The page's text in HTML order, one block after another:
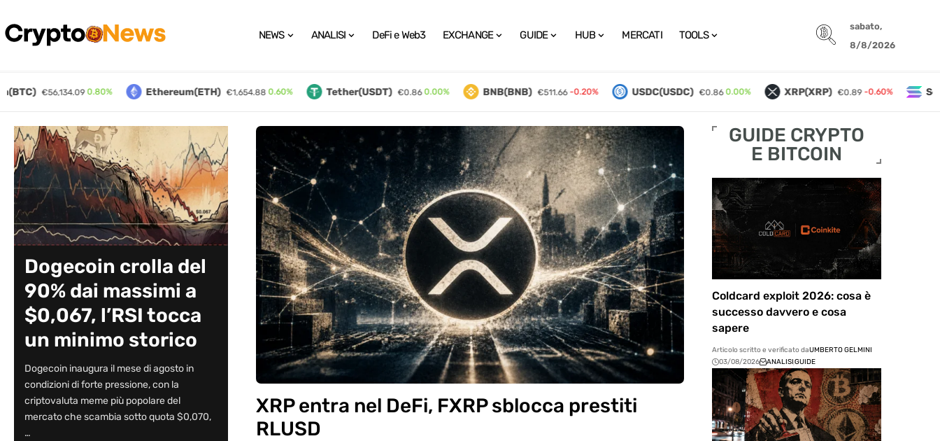
NEWS ANALISI DeFi e Web3 EXCHANGE GUIDE HUB MERCATI TOOLS
sabato,
8/8/2026
€56,134.09 0.80% Ethereum(ETH) €1,654.88 0.60% Tether(USDT) €0.86 0.00% BNB(BNB) €511.66 -0.20% USDC(USDC) €0.86 0.00% XRP(XRP) €0.89 -0.60%
Dogecoin crolla del
90% dai massimi a
$0,067, l’RSI tocca
un minimo storico
Dogecoin inaugura il mese di agosto in
condizioni di forte pressione, con la
criptovaluta meme più popolare del
mercato che scambia sotto quota $0,070,
…
XRP entra nel DeFi, FXRP sblocca prestiti
RLUSD
GUIDE CRYPTO
E BITCOIN
Coldcard exploit 2026: cosa è
successo davvero e cosa
sapere
Articolo scritto e verificato daUMBERTO GELMINI
03/08/2026
ANALISIGUIDE